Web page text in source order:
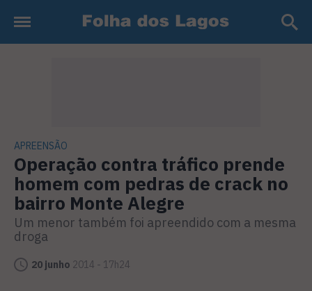
APREENSÃO
Operação contra tráfico prende
homem com pedras de crack no
bairro Monte Alegre
Um menor também foi apreendido com a mesma
droga
20 junho 2014 - 17h24